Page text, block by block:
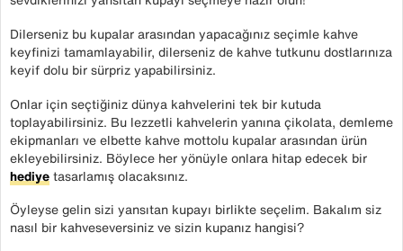
Dilerseniz bu kupalar arasından yapacağınız seçimle kahve
keyfinizi tamamlayabilir, dilerseniz de kahve tutkunu dostlarınıza
keyif dolu bir sürpriz yapabilirsiniz.
Onlar için seçtiğiniz dünya kahvelerini tek bir kutuda
toplayabilirsiniz. Bu lezzetli kahvelerin yanına çikolata, demleme
ekipmanları ve elbette kahve mottolu kupalar arasından ürün
ekleyebilirsiniz. Böylece her yönüyle onlara hitap edecek bir
hediyetasarlamış olacaksınız.
Öyleyse gelin sizi yansıtan kupayı birlikte seçelim. Bakalım siz
nasıl bir kahveseversiniz ve sizin kupanız hangisi?